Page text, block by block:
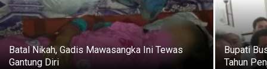
Batal Nikah, Gadis Mawasangka Ini Tewas
Gantung Diri
Bupati
Tahun